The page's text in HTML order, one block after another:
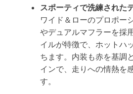
スポーティで洗練された
ワイド＆ローのプロポー
やデュアルマフラーを採
イルが特徴で、ホットハ
ちます。内装も赤を基調
インで、走りへの情熱を
す。